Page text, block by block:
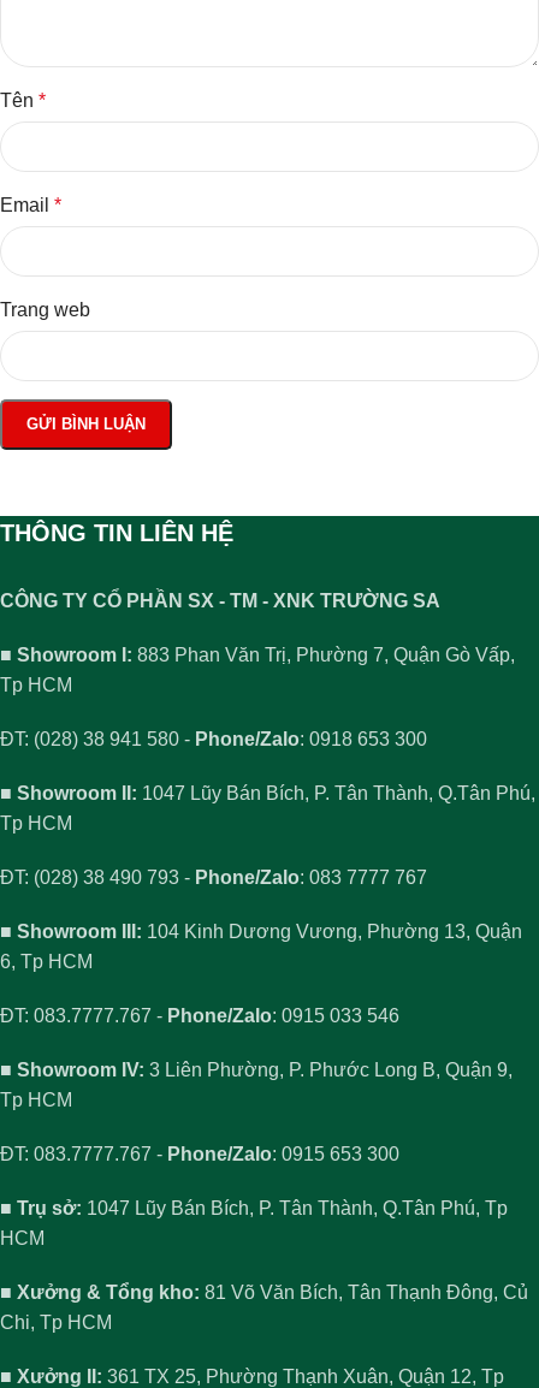
Tên *
Email *
Trang web
THÔNG TIN LIÊN HỆ
CÔNG TY CỔ PHẦN SX - TM - XNK TRƯỜNG SA
■ Showroom I: 883 Phan Văn Trị, Phường 7, Quận Gò Vấp,
Tp HCM
ĐT: (028) 38 941 580 - Phone/Zalo: 0918 653 300
■ Showroom II: 1047 Lũy Bán Bích, P. Tân Thành, Q.Tân Phú,
Tp HCM
ĐT: (028) 38 490 793 - Phone/Zalo: 083 7777 767
■ Showroom III: 104 Kinh Dương Vương, Phường 13, Quận
6, Tp HCM
ĐT: 083.7777.767 - Phone/Zalo: 0915 033 546
■ Showroom IV: 3 Liên Phường, P. Phước Long B, Quận 9,
Tp HCM
ĐT: 083.7777.767 - Phone/Zalo: 0915 653 300
■ Trụ sở: 1047 Lũy Bán Bích, P. Tân Thành, Q.Tân Phú, Tp
HCM
■ Xưởng & Tổng kho: 81 Võ Văn Bích, Tân Thạnh Đông, Củ
Chi, Tp HCM
■ Xưởng II: 361 TX 25, Phường Thạnh Xuân, Quận 12, Tp